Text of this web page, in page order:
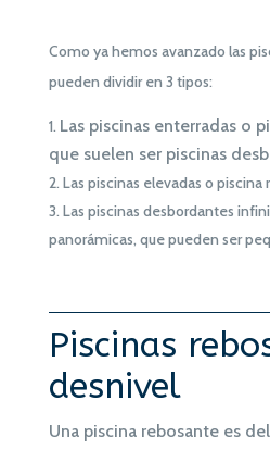
Como ya hemos avanzado las
pueden dividir en 3 tipos:
Las piscinas enterradas o
que suelen ser piscinas
Las piscinas elevadas o piscina
Las piscinas desbordantes
panorámicas, que pueden ser
Piscinas
desnivel
Una piscina rebosante es